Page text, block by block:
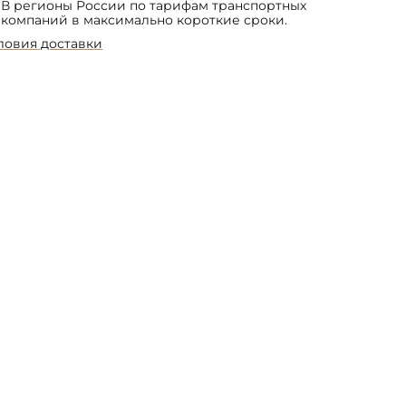
В регионы России по тарифам транспортных
компаний в максимально короткие сроки.
доставки